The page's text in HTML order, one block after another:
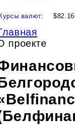
Курсы валют:
проекте